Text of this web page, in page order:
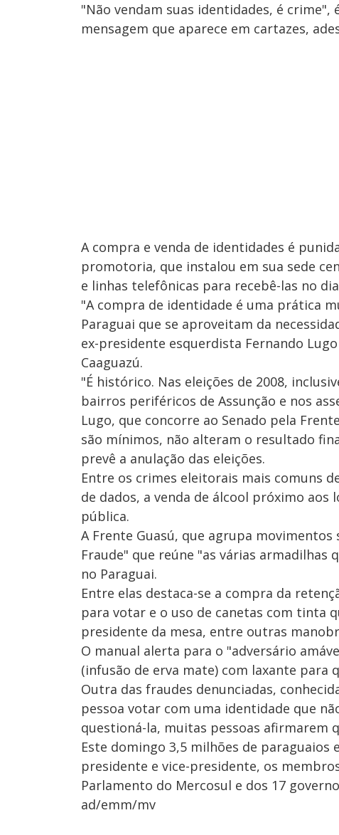
"Não vendam suas identidades, é crime",
mensagem que aparece em cartazes,
A compra e venda de identidades é
promotoria, que instalou em sua sede
e linhas telefônicas para recebê-las no
"A compra de identidade é uma prática
Paraguai que se aproveitam da
ex-presidente esquerdista Fernando
Caaguazú.
"É histórico. Nas eleições de 2008,
bairros periféricos de Assunção e nos
Lugo, que concorre ao Senado pela
são mínimos, não alteram o resultado
prevê a anulação das eleições.
Entre os crimes eleitorais mais comuns
de dados, a venda de álcool próximo
pública.
A Frente Guasú, que agrupa
Fraude" que reúne "as várias
no Paraguai.
Entre elas destaca-se a compra da
para votar e o uso de canetas com tinta
presidente da mesa, entre outras
O manual alerta para o "adversário
(infusão de erva mate) com laxante para
Outra das fraudes denunciadas,
pessoa votar com uma identidade que
questioná-la, muitas pessoas afirmarem
Este domingo 3,5 milhões de paraguaios
presidente e vice-presidente, os
Parlamento do Mercosul e dos 17
ad/emm/mv